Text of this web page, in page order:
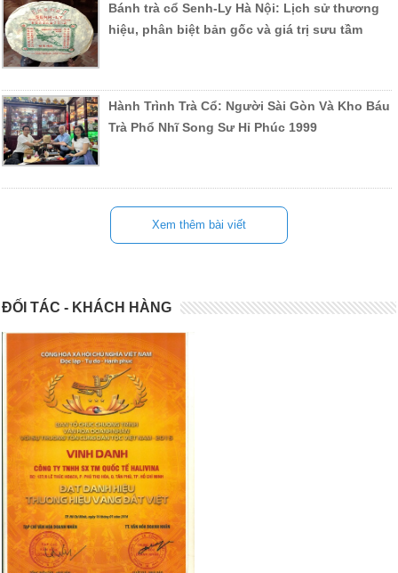
Bánh trà cổ Senh-Ly Hà Nội: Lịch sử thương
hiệu, phân biệt bản gốc và giá trị sưu tầm
Hành Trình Trà Cổ: Người Sài Gòn Và Kho Báu
Trà Phổ Nhĩ Song Sư Hỉ Phúc 1999
Xem thêm bài viết
ĐỐI TÁC - KHÁCH HÀNG